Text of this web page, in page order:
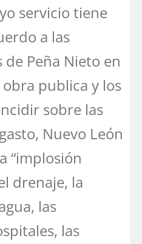
servicio tiene
a las
Peña Nieto en
publica y los
sobre las
Nuevo León
“implosión
drenaje, la
las
las